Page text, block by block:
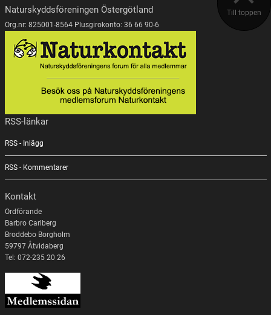
Till toppen
Naturskyddsföreningen Östergötland
Org.nr: 825001-8564 Plusgirokonto: 36 66 90-6
RSS-länkar
RSS - Inlägg
RSS - Kommentarer
Kontakt
Ordförande
Barbro Carlberg
Broddebo Borgholm
59797 Åtvidaberg
Tel: 072-235 20 26